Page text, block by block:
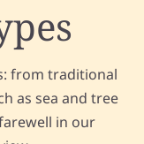
from traditional
as sea and tree
in our